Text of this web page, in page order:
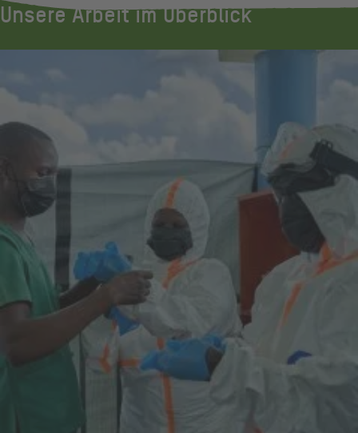
Unsere Arbeit im Überblick
betroffene
Menschen